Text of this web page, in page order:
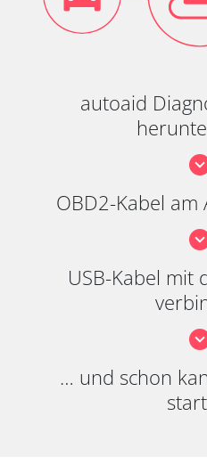
autoaid
OBD2-Kabel am
USB-Kabel mit
… und schon